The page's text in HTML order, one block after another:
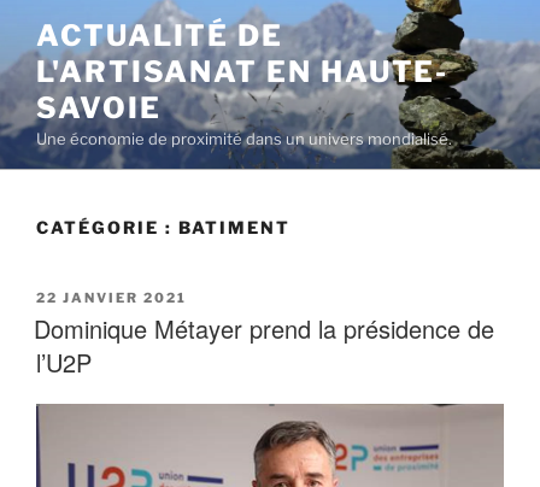
contenu
principal
ACTUALITÉ DE
L'ARTISANAT EN HAUTE-
SAVOIE
Une économie de proximité dans un univers mondialisé.
CATÉGORIE : BATIMENT
PUBLIÉ
LE
22 JANVIER 2021
Dominique Métayer prend la présidence de
l’U2P